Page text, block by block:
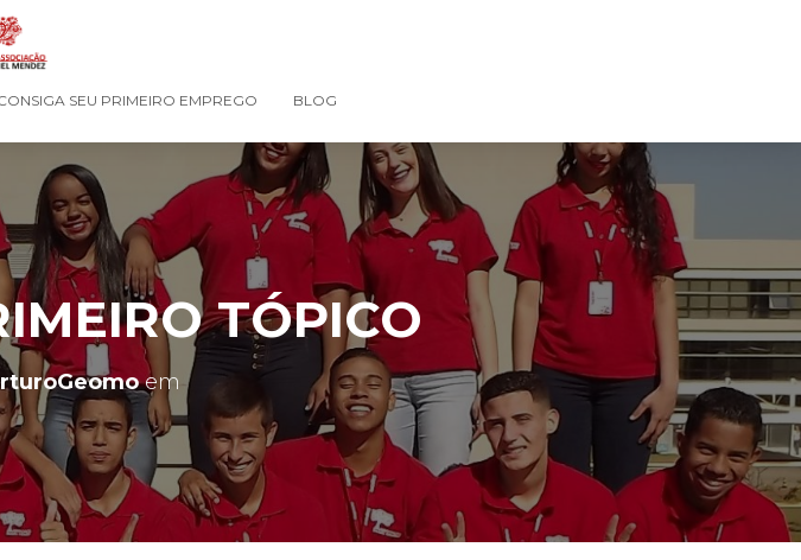
SEU PRIMEIRO EMPREGO BLOG
TÓPICO
em